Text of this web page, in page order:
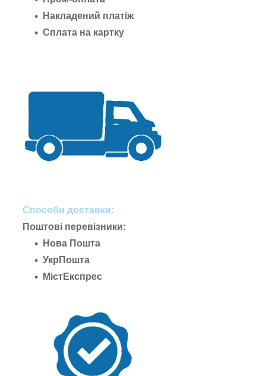
Накладений платіж
Сплата на картку
Способи доставки:
Поштові перевізники:
Нова Пошта
УкрПошта
МістЕкспрес